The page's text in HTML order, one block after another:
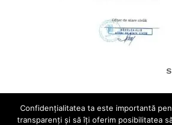
Confidenţialitatea ta este importantă
transparenţi și să îţi oferim posibilitatea